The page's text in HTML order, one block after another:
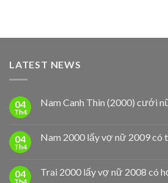
LATEST NEWS
04
Th4
Nam Canh Thìn (2000) cưới
04
Th4
Nam 2000 lấy vợ nữ 2009 có
04 Trai 2000 lấy vợ nữ 2008 có